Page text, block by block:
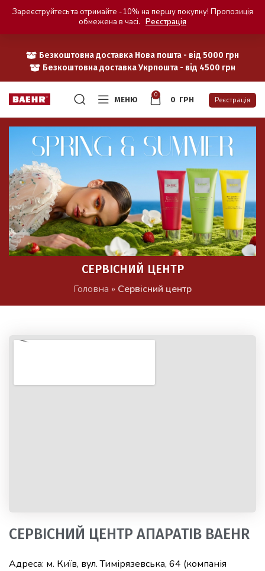
Безкоштовна доставка Нова пошта - від 5000 грн
Безкоштовна доставка Укрпошта - від 4500 грн
МЕНЮ
0
0 ГРН Реєстрація
СЕРВІСНИЙ ЦЕНТР
Головна » Сервісний центр
СЕРВІСНИЙ ЦЕНТР АПАРАТІВ BAEHR
Адреса: м. Київ, вул. Тимірязевська, 64 (компанія
Зареєструйтесь та отримайте -10% на першу покупку! Пропозиція
обмежена в часі. Реєстрація